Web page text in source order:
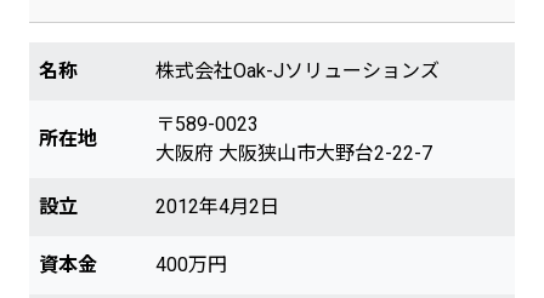
名称 株式会社Oak-Jソリューションズ
所在地
〒589-0023
大阪府 大阪狭山市大野台2-22-7
設立 2012年4月2日
資本金 400万円